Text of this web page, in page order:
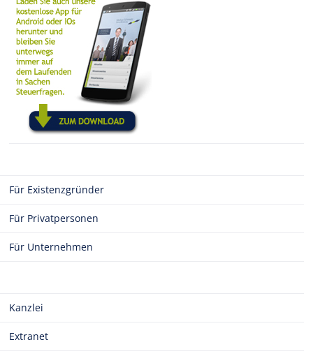
Für Existenzgründer
Für Privatpersonen
Für Unternehmen
Kanzlei
Extranet